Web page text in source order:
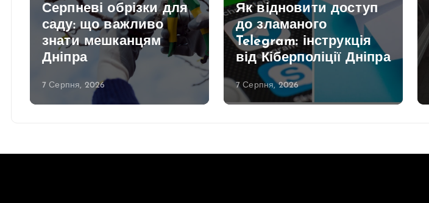
Серпневі обрізки для
саду: що важливо
знати мешканцям
Дніпра
7 Серпня, 2026
Як відновити доступ
до зламаного
Telegram: інструкція
від Кіберполіції Дніпра
7 Серпня, 2026